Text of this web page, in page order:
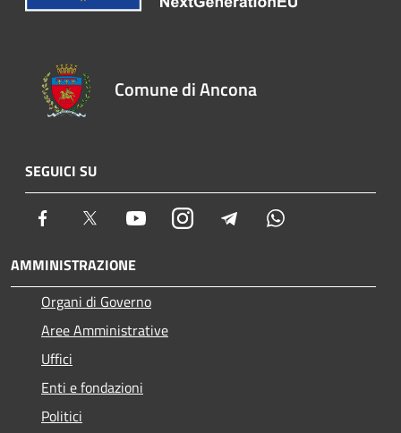
Comune di Ancona
SEGUICI SU
Facebook Twitter YoutubeInstagram Telegram
AMMINISTRAZIONE
Organi di Governo
Aree Amministrative
Uffici
Enti e fondazioni
Politici